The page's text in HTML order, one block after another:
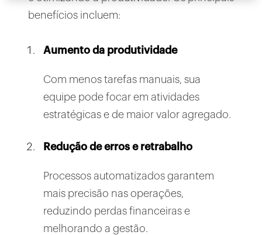
benefícios incluem:
Aumento da produtividade
Com menos tarefas manuais, sua
equipe pode focar em atividades
estratégicas e de maior valor agregado.
Redução de erros e retrabalho
Processos automatizados garantem
mais precisão nas operações,
reduzindo perdas financeiras e
melhorando a gestão.